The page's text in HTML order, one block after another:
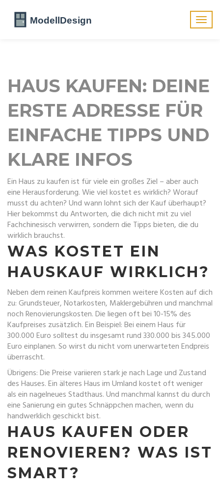
HAUS KAUFEN: DEINE
ERSTE ADRESSE FÜR
EINFACHE TIPPS UND
KLARE INFOS
Ein Haus zu kaufen ist für viele ein großes Ziel – aber auch
eine Herausforderung. Wie viel kostet es wirklich? Worauf
musst du achten? Und wann lohnt sich der Kauf überhaupt?
Hier bekommst du Antworten, die dich nicht mit zu viel
Fachchinesisch verwirren, sondern die Tipps bieten, die du
wirklich brauchst.
WAS KOSTET EIN
HAUSKAUF WIRKLICH?
Neben dem reinen Kaufpreis kommen weitere Kosten auf dich
zu: Grundsteuer, Notarkosten, Maklergebühren und manchmal
noch Renovierungskosten. Die liegen oft bei 10-15% des
Kaufpreises zusätzlich. Ein Beispiel: Bei einem Haus für
300.000 Euro solltest du insgesamt rund 330.000 bis 345.000
Euro einplanen. So wirst du nicht vom unerwarteten Endpreis
überrascht.
Übrigens: Die Preise variieren stark je nach Lage und Zustand
des Hauses. Ein älteres Haus im Umland kostet oft weniger
als ein nagelneues Stadthaus. Und manchmal kannst du durch
eine Sanierung ein gutes Schnäppchen machen, wenn du
handwerklich geschickt bist.
HAUS KAUFEN ODER
RENOVIEREN? WAS IST
SMART?